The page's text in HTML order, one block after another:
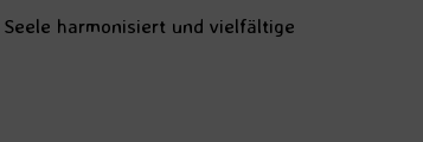
harmonisiert und vielfältige